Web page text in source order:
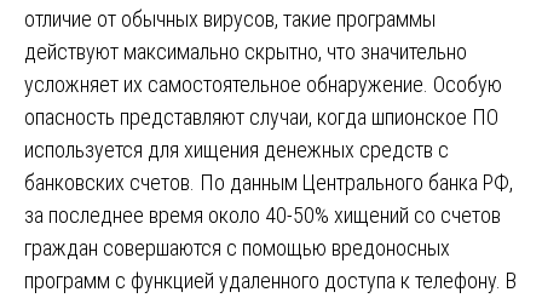
отличие от обычных вирусов, такие программы
действуют максимально скрытно, что значительно
усложняет их самостоятельное обнаружение. Особую
опасность представляют случаи, когда шпионское ПО
используется для хищения денежных средств с
банковских счетов. По данным Центрального банка РФ,
за последнее время около 40-50% хищений со счетов
граждан совершаются с помощью вредоносных
программ с функцией удаленного доступа к телефону. В